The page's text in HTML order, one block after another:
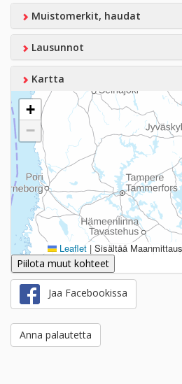
Muistomerkit, haudat
Lausunnot
Kartta
+
−
Leaflet | Sisältää
Piilota muut kohteet
Jaa Facebookissa
Anna palautetta